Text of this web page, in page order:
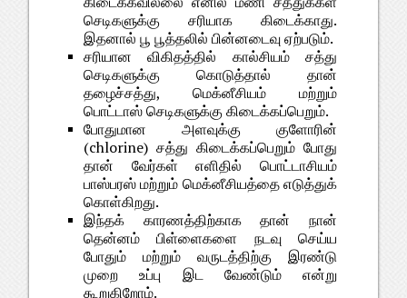
செடிகளுக்கு சரியாக கிடைக்காது.
இதனால் பூ பூத்தலில் பின்னடைவு ஏற்படும்.
சரியான விகிதத்தில் கால்சியம் சத்து
செடிகளுக்கு கொடுத்தால் தான்
தழைச்சத்து, மெக்னீசியம் மற்றும்
பொட்டாஸ் செடிகளுக்கு கிடைக்கப்பெறும்.
போதுமான அளவுக்கு குளோரின்
(chlorine) சத்து கிடைக்கப்பெறும் போது
தான் வேர்கள் எளிதில் பொட்டாசியம்
பாஸ்பரஸ் மற்றும் மெக்னீசியத்தை எடுத்துக்
கொள்கிறது.
இந்தக் காரணத்திற்காக தான் நான்
தென்னம் பிள்ளைகளை நடவு செய்ய
போதும் மற்றும் வருடத்திற்கு இரண்டு
முறை உப்பு இட வேண்டும் என்று
கூறுகிறோம்.